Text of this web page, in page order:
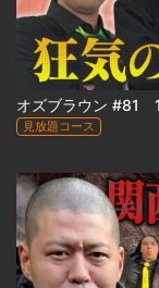
見放題コース